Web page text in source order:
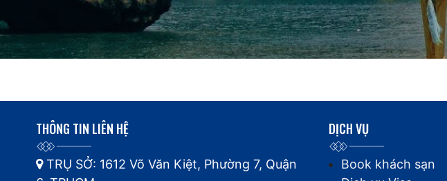
THÔNG TIN LIÊN HỆ
TRỤ SỞ: 1612 Võ Văn Kiệt, Phường 7, Quận
DỊCH VỤ
Book khách sạn